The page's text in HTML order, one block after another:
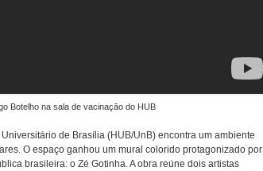
Botelho na sala de vacinação do HUB
de Brasília (HUB/UnB) encontra um ambiente
O espaço ganhou um mural colorido protagonizado por
brasileira: o Zé Gotinha. A obra reúne dois artistas